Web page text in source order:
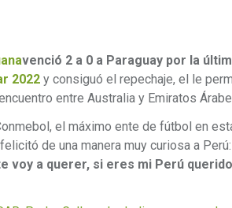
venció 2 a 0 a Paraguay por la
2022 y consiguó el repechaje, el le
entre Australia y Emiratos
el máximo ente de fútbol en
de una manera muy curiosa a
voy a querer, si eres mi Perú